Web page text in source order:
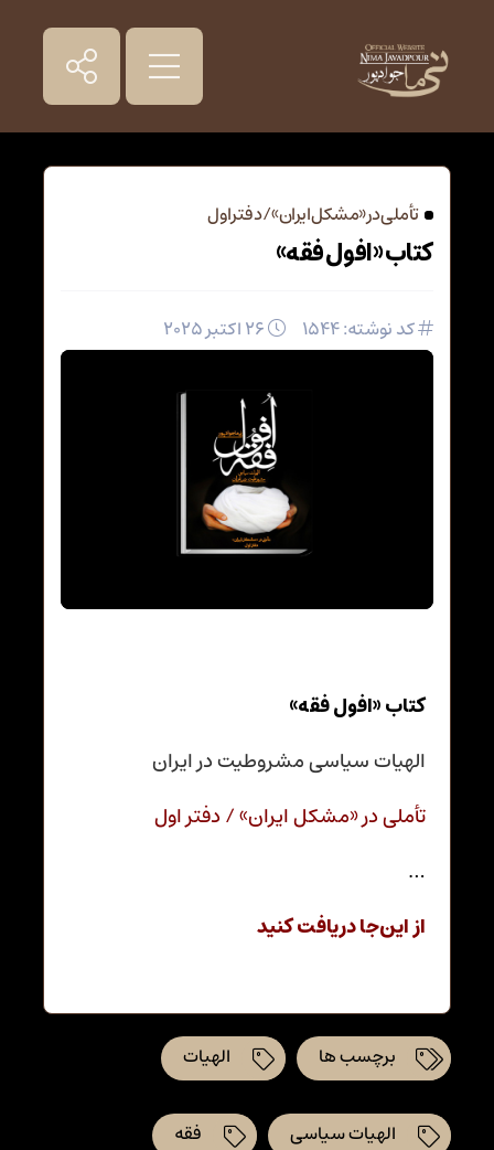
تأملی در «مشکل ایران» / دفتر اول
کتاب «افول فقه»
کد نوشته: 1544
کتاب «افول فقه»
الهیات سیاسی مشروطیت در ایران
تأملی در «مشکل ایران» / دفتر اول
…
از این‌جا دریافت کنید
برچسب ها الهیات
الهیات سیاسی فقه